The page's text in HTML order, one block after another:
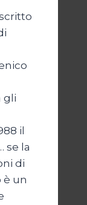
gli
il
se la
di
è un